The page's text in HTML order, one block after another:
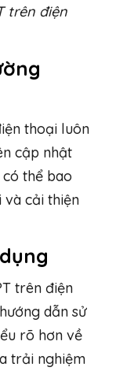
trên điện
thoại luôn
cập nhật
thể bao
và cải thiện
trên điện
dẫn sử
rõ hơn về
trải nghiệm